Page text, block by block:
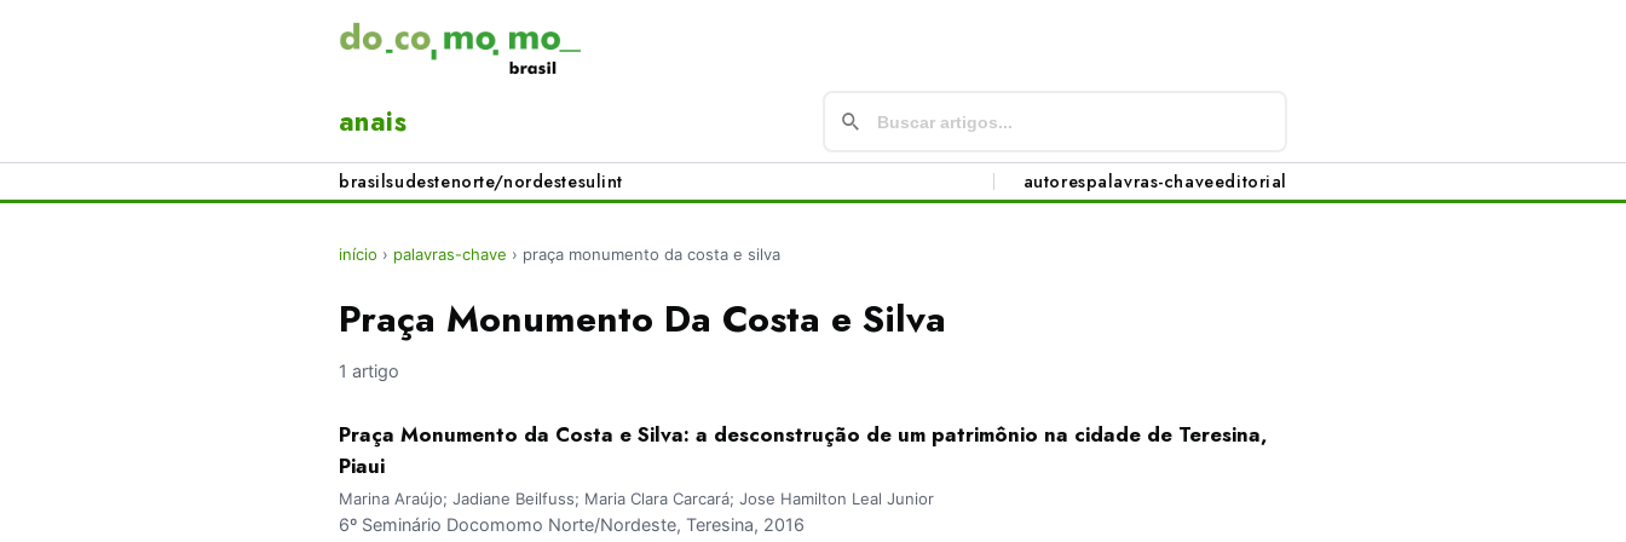
anais
brasilsudestenorte/nordestesulint autorespalavras-chaveeditorial
início › palavras-chave › praça monumento da costa e silva
Praça Monumento Da Costa e Silva
1 artigo
Praça Monumento da Costa e Silva: a desconstrução de um patrimônio na cidade de Teresina,
Piaui
Marina Araújo; Jadiane Beilfuss; Maria Clara Carcará; Jose Hamilton Leal Junior
6º Seminário Docomomo Norte/Nordeste, Teresina, 2016